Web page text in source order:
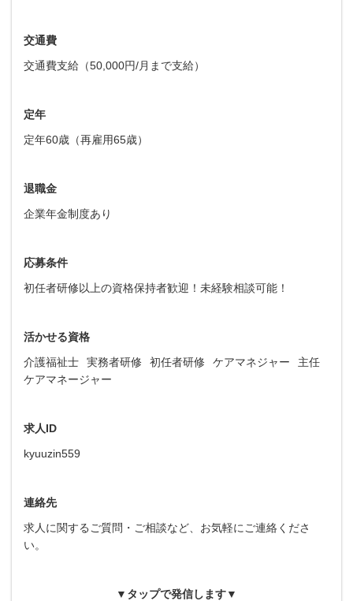
交通費
交通費支給（50,000円/月まで支給）
定年
定年60歳（再雇用65歳）
退職金
企業年金制度あり
応募条件
初任者研修以上の資格保持者歓迎！未経験相談可能！
活かせる資格
介護福祉士
実務者研修 初任者研修 ケアマネジャー
主任
ケアマネージャー
求人ID
kyuuzin559
連絡先
求人に関するご質問・ご相談など、お気軽にご連絡くださ
い。
▼タップで発信します▼